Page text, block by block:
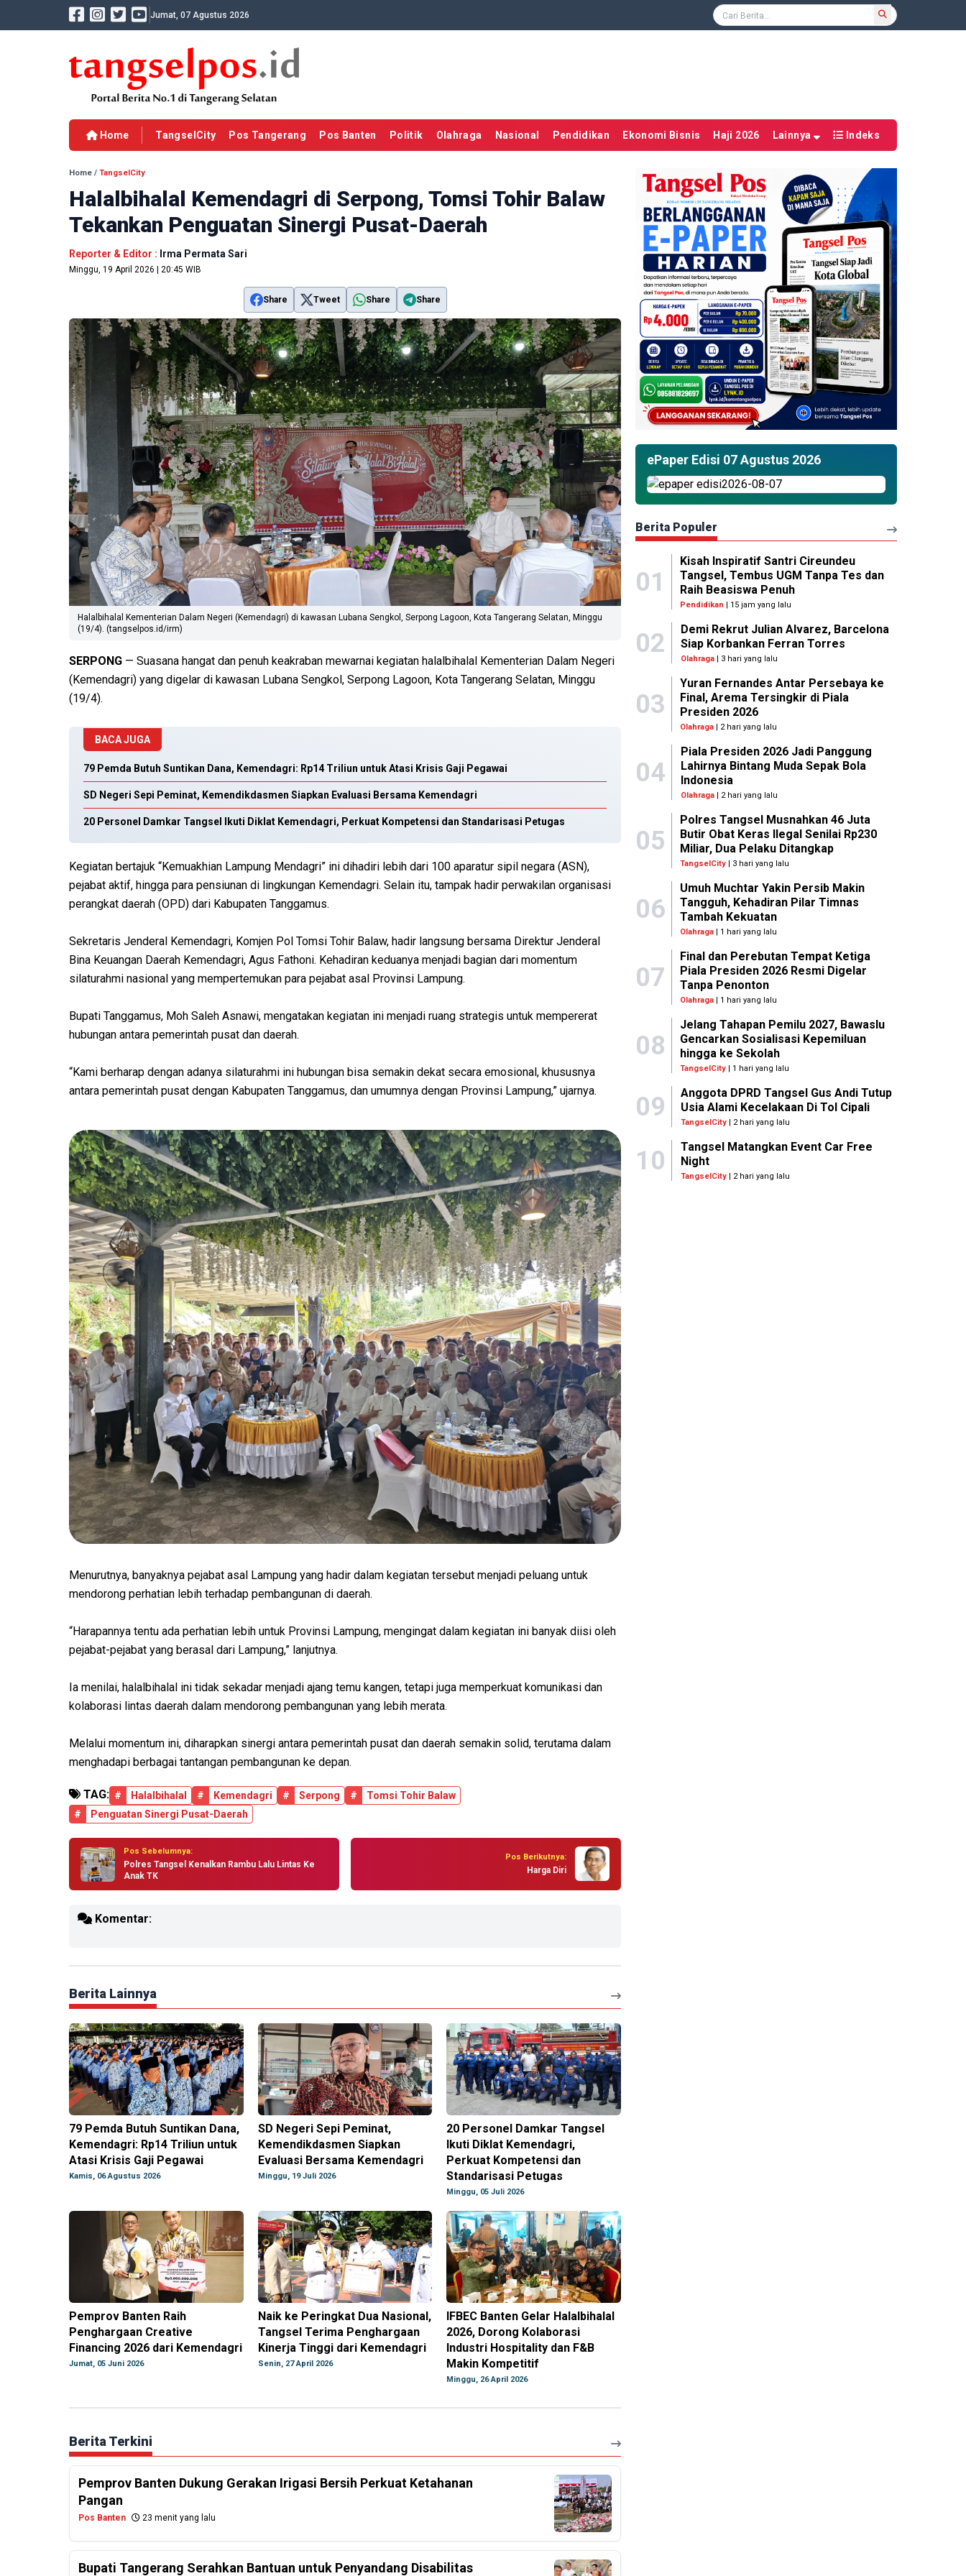
Jumat, 07 Agustus 2026
Home TangselCity Pos Tangerang Pos Banten Politik Olahraga Nasional Pendidikan Ekonomi Bisnis Haji 2026 Lainnya Indeks
Home / TangselCity
Halalbihalal Kemendagri di Serpong, Tomsi Tohir Balaw
Tekankan Penguatan Sinergi Pusat-Daerah
Reporter & Editor : Irma Permata Sari
Minggu, 19 April 2026 | 20:45 WIB
Share Tweet Share Share
Halalbihalal Kementerian Dalam Negeri (Kemendagri) di kawasan Lubana Sengkol, Serpong Lagoon, Kota Tangerang Selatan, Minggu
(19/4). (tangselpos.id/irm)
SERPONG — Suasana hangat dan penuh keakraban mewarnai kegiatan halalbihalal Kementerian Dalam Negeri
(Kemendagri) yang digelar di kawasan Lubana Sengkol, Serpong Lagoon, Kota Tangerang Selatan, Minggu
(19/4).
BACA JUGA
79 Pemda Butuh Suntikan Dana, Kemendagri: Rp14 Triliun untuk Atasi Krisis Gaji Pegawai
SD Negeri Sepi Peminat, Kemendikdasmen Siapkan Evaluasi Bersama Kemendagri
20 Personel Damkar Tangsel Ikuti Diklat Kemendagri, Perkuat Kompetensi dan Standarisasi Petugas
Kegiatan bertajuk “Kemuakhian Lampung Mendagri” ini dihadiri lebih dari 100 aparatur sipil negara (ASN),
pejabat aktif, hingga para pensiunan di lingkungan Kemendagri. Selain itu, tampak hadir perwakilan organisasi
perangkat daerah (OPD) dari Kabupaten Tanggamus.
Sekretaris Jenderal Kemendagri, Komjen Pol Tomsi Tohir Balaw, hadir langsung bersama Direktur Jenderal
Bina Keuangan Daerah Kemendagri, Agus Fathoni. Kehadiran keduanya menjadi bagian dari momentum
silaturahmi nasional yang mempertemukan para pejabat asal Provinsi Lampung.
Bupati Tanggamus, Moh Saleh Asnawi, mengatakan kegiatan ini menjadi ruang strategis untuk mempererat
hubungan antara pemerintah pusat dan daerah.
“Kami berharap dengan adanya silaturahmi ini hubungan bisa semakin dekat secara emosional, khususnya
antara pemerintah pusat dengan Kabupaten Tanggamus, dan umumnya dengan Provinsi Lampung,” ujarnya.
Menurutnya, banyaknya pejabat asal Lampung yang hadir dalam kegiatan tersebut menjadi peluang untuk
mendorong perhatian lebih terhadap pembangunan di daerah.
“Harapannya tentu ada perhatian lebih untuk Provinsi Lampung, mengingat dalam kegiatan ini banyak diisi oleh
pejabat-pejabat yang berasal dari Lampung,” lanjutnya.
Ia menilai, halalbihalal ini tidak sekadar menjadi ajang temu kangen, tetapi juga memperkuat komunikasi dan
kolaborasi lintas daerah dalam mendorong pembangunan yang lebih merata.
Melalui momentum ini, diharapkan sinergi antara pemerintah pusat dan daerah semakin solid, terutama dalam
menghadapi berbagai tantangan pembangunan ke depan.
TAG: # Halalbihalal # Kemendagri # Serpong #
Tomsi Tohir Balaw
#
Penguatan Sinergi Pusat-Daerah
Pos Sebelumnya:
Polres Tangsel Kenalkan Rambu Lalu Lintas Ke
Anak TK
Pos Berikutnya:
Harga Diri
Komentar:
Berita Lainnya
79 Pemda Butuh Suntikan Dana,
Kemendagri: Rp14 Triliun untuk
Atasi Krisis Gaji Pegawai
Kamis, 06 Agustus 2026
SD Negeri Sepi Peminat,
Kemendikdasmen Siapkan
Evaluasi Bersama Kemendagri
Minggu, 19 Juli 2026
20 Personel Damkar Tangsel
Ikuti Diklat Kemendagri,
Perkuat Kompetensi dan
Standarisasi Petugas
Minggu, 05 Juli 2026
Pemprov Banten Raih
Penghargaan Creative
Financing 2026 dari Kemendagri
Jumat, 05 Juni 2026
Naik ke Peringkat Dua Nasional,
Tangsel Terima Penghargaan
Kinerja Tinggi dari Kemendagri
Senin, 27 April 2026
IFBEC Banten Gelar Halalbihalal
2026, Dorong Kolaborasi
Industri Hospitality dan F&B
Makin Kompetitif
Minggu, 26 April 2026
Berita Terkini
Pemprov Banten Dukung Gerakan Irigasi Bersih Perkuat Ketahanan
Pangan
Pos Banten 23 menit yang lalu
Bupati Tangerang Serahkan Bantuan untuk Penyandang Disabilitas
ePaper Edisi 07 Agustus 2026
Berita Populer
01
Kisah Inspiratif Santri Cireundeu
Tangsel, Tembus UGM Tanpa Tes dan
Raih Beasiswa Penuh
Pendidikan | 15 jam yang lalu
02
Demi Rekrut Julian Alvarez, Barcelona
Siap Korbankan Ferran Torres
Olahraga| 3 hari yang lalu
03
Yuran Fernandes Antar Persebaya ke
Final, Arema Tersingkir di Piala
Presiden 2026
Olahraga | 2 hari yang lalu
04
Piala Presiden 2026 Jadi Panggung
Lahirnya Bintang Muda Sepak Bola
Indonesia
Olahraga| 2 hari yang lalu
05
Polres Tangsel Musnahkan 46 Juta
Butir Obat Keras Ilegal Senilai Rp230
Miliar, Dua Pelaku Ditangkap
TangselCity | 3 hari yang lalu
06
Umuh Muchtar Yakin Persib Makin
Tangguh, Kehadiran Pilar Timnas
Tambah Kekuatan
Olahraga | 1 hari yang lalu
07
Final dan Perebutan Tempat Ketiga
Piala Presiden 2026 Resmi Digelar
Tanpa Penonton
Olahraga | 1 hari yang lalu
08
Jelang Tahapan Pemilu 2027, Bawaslu
Gencarkan Sosialisasi Kepemiluan
hingga ke Sekolah
TangselCity | 1 hari yang lalu
09
Anggota DPRD Tangsel Gus Andi Tutup
Usia Alami Kecelakaan Di Tol Cipali
TangselCity| 2 hari yang lalu
10
Tangsel Matangkan Event Car Free
Night
TangselCity| 2 hari yang lalu